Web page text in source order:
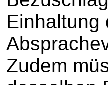
Einhaltung
Zudem